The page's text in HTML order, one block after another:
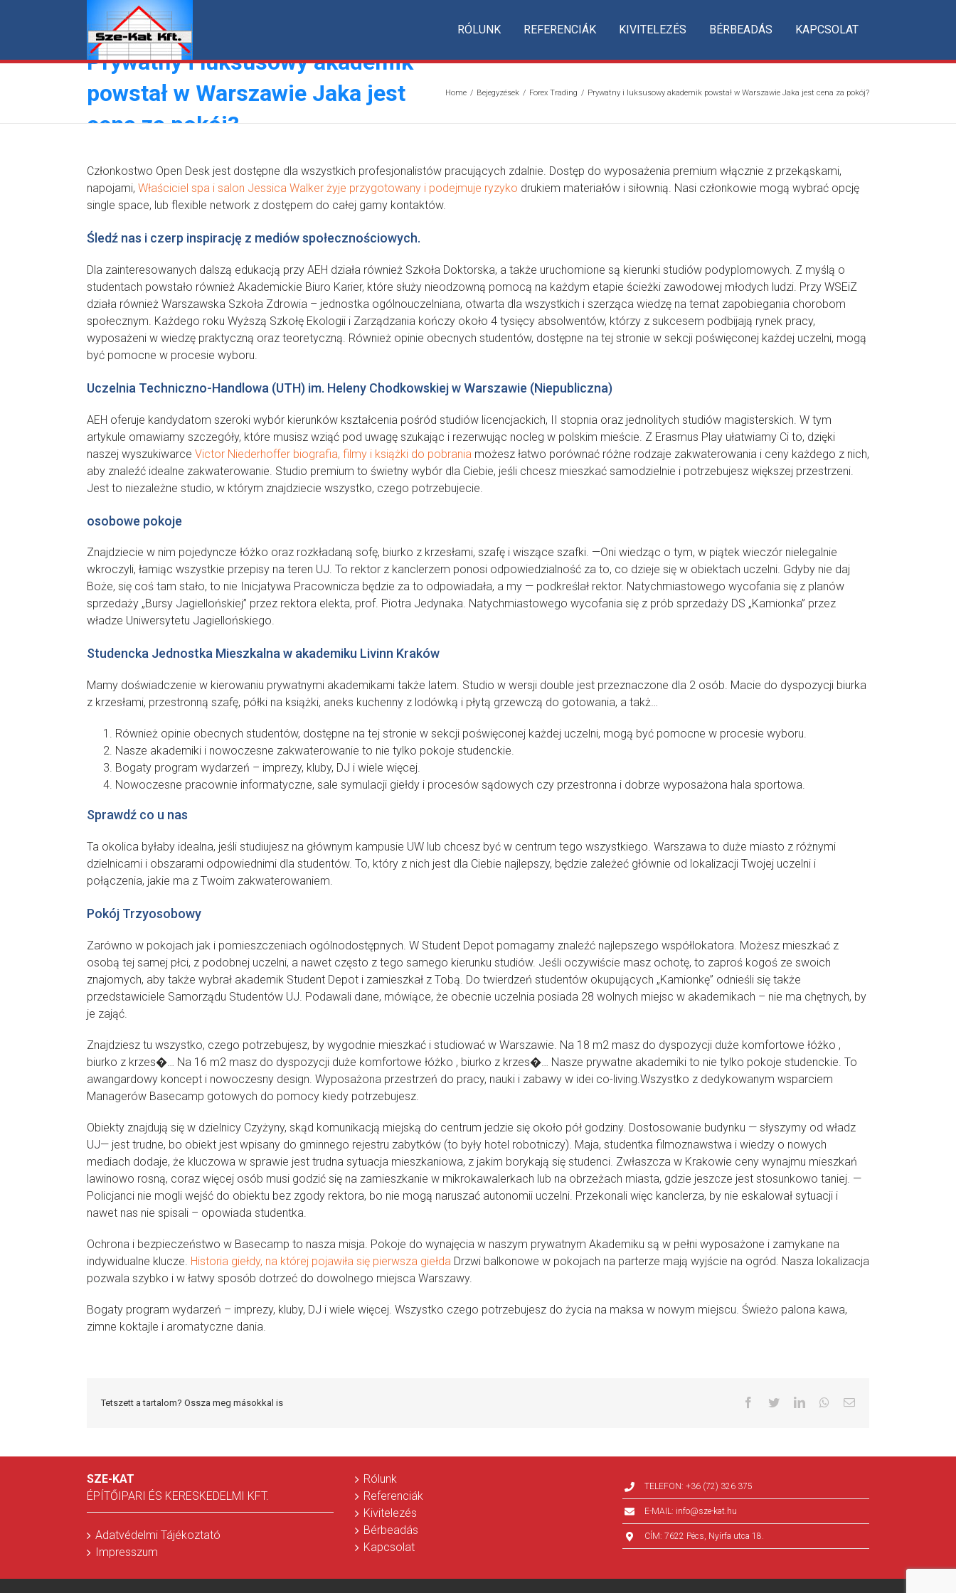
RÓLUNK REFERENCIÁK KIVITELEZÉS BÉRBEADÁS KAPCSOLAT
Prywatny i luksusowy akademik
powstał w Warszawie Jaka jest
cena za pokój?
Home / Bejegyzések / Forex Trading / Prywatny i luksusowy akademik powstał w Warszawie Jaka jest cena za pokój?
Członkostwo Open Desk jest dostępne dla wszystkich profesjonalistów pracujących zdalnie. Dostęp do wyposażenia premium włącznie z przekąskami,
napojami, Właściciel spa i salon Jessica Walker żyje przygotowany i podejmuje ryzyko drukiem materiałów i siłownią. Nasi członkowie mogą wybrać opcję
single space, lub flexible network z dostępem do całej gamy kontaktów.
Śledź nas i czerp inspirację z mediów społecznościowych.
Dla zainteresowanych dalszą edukacją przy AEH działa również Szkoła Doktorska, a także uruchomione są kierunki studiów podyplomowych. Z myślą o
studentach powstało również Akademickie Biuro Karier, które służy nieodzowną pomocą na każdym etapie ścieżki zawodowej młodych ludzi. Przy WSEiZ
działa również Warszawska Szkoła Zdrowia – jednostka ogólnouczelniana, otwarta dla wszystkich i szerząca wiedzę na temat zapobiegania chorobom
społecznym. Każdego roku Wyższą Szkołę Ekologii i Zarządzania kończy około 4 tysięcy absolwentów, którzy z sukcesem podbijają rynek pracy,
wyposażeni w wiedzę praktyczną oraz teoretyczną. Również opinie obecnych studentów, dostępne na tej stronie w sekcji poświęconej każdej uczelni, mogą
być pomocne w procesie wyboru.
Uczelnia Techniczno-Handlowa (UTH) im. Heleny Chodkowskiej w Warszawie (Niepubliczna)
AEH oferuje kandydatom szeroki wybór kierunków kształcenia pośród studiów licencjackich, II stopnia oraz jednolitych studiów magisterskich. W tym
artykule omawiamy szczegóły, które musisz wziąć pod uwagę szukając i rezerwując nocleg w polskim mieście. Z Erasmus Play ułatwiamy Ci to, dzięki
naszej wyszukiwarce Victor Niederhoffer biografia, filmy i książki do pobrania możesz łatwo porównać różne rodzaje zakwaterowania i ceny każdego z nich,
aby znaleźć idealne zakwaterowanie. Studio premium to świetny wybór dla Ciebie, jeśli chcesz mieszkać samodzielnie i potrzebujesz większej przestrzeni.
Jest to niezależne studio, w którym znajdziecie wszystko, czego potrzebujecie.
osobowe pokoje
Znajdziecie w nim pojedyncze łóżko oraz rozkładaną sofę, biurko z krzesłami, szafę i wiszące szafki. —Oni wiedząc o tym, w piątek wieczór nielegalnie
wkroczyli, łamiąc wszystkie przepisy na teren UJ. To rektor z kanclerzem ponosi odpowiedzialność za to, co dzieje się w obiektach uczelni. Gdyby nie daj
Boże, się coś tam stało, to nie Inicjatywa Pracownicza będzie za to odpowiadała, a my — podkreślał rektor. Natychmiastowego wycofania się z planów
sprzedaży „Bursy Jagiellońskiej” przez rektora elekta, prof. Piotra Jedynaka. Natychmiastowego wycofania się z prób sprzedaży DS „Kamionka” przez
władze Uniwersytetu Jagiellońskiego.
Studencka Jednostka Mieszkalna w akademiku Livinn Kraków
Mamy doświadczenie w kierowaniu prywatnymi akademikami także latem. Studio w wersji double jest przeznaczone dla 2 osób. Macie do dyspozycji biurka
z krzesłami, przestronną szafę, półki na książki, aneks kuchenny z lodówką i płytą grzewczą do gotowania, a takż…
Również opinie obecnych studentów, dostępne na tej stronie w sekcji poświęconej każdej uczelni, mogą być pomocne w procesie wyboru.
Nasze akademiki i nowoczesne zakwaterowanie to nie tylko pokoje studenckie.
Bogaty program wydarzeń – imprezy, kluby, DJ i wiele więcej.
Nowoczesne pracownie informatyczne, sale symulacji giełdy i procesów sądowych czy przestronna i dobrze wyposażona hala sportowa.
Sprawdź co u nas
Ta okolica byłaby idealna, jeśli studiujesz na głównym kampusie UW lub chcesz być w centrum tego wszystkiego. Warszawa to duże miasto z różnymi
dzielnicami i obszarami odpowiednimi dla studentów. To, który z nich jest dla Ciebie najlepszy, będzie zależeć głównie od lokalizacji Twojej uczelni i
połączenia, jakie ma z Twoim zakwaterowaniem.
Pokój Trzyosobowy
Zarówno w pokojach jak i pomieszczeniach ogólnodostępnych. W Student Depot pomagamy znaleźć najlepszego współlokatora. Możesz mieszkać z
osobą tej samej płci, z podobnej uczelni, a nawet często z tego samego kierunku studiów. Jeśli oczywiście masz ochotę, to zaproś kogoś ze swoich
znajomych, aby także wybrał akademik Student Depot i zamieszkał z Tobą. Do twierdzeń studentów okupujących „Kamionkę” odnieśli się także
przedstawiciele Samorządu Studentów UJ. Podawali dane, mówiące, że obecnie uczelnia posiada 28 wolnych miejsc w akademikach – nie ma chętnych, by
je zająć.
Znajdziesz tu wszystko, czego potrzebujesz, by wygodnie mieszkać i studiować w Warszawie. Na 18 m2 masz do dyspozycji duże komfortowe łóżko ,
biurko z krzes�… Na 16 m2 masz do dyspozycji duże komfortowe łóżko , biurko z krzes�… Nasze prywatne akademiki to nie tylko pokoje studenckie. To
awangardowy koncept i nowoczesny design. Wyposażona przestrzeń do pracy, nauki i zabawy w idei co-living.Wszystko z dedykowanym wsparciem
Managerów Basecamp gotowych do pomocy kiedy potrzebujesz.
Obiekty znajdują się w dzielnicy Czyżyny, skąd komunikacją miejską do centrum jedzie się około pół godziny. Dostosowanie budynku — słyszymy od władz
UJ— jest trudne, bo obiekt jest wpisany do gminnego rejestru zabytków (to były hotel robotniczy). Maja, studentka filmoznawstwa i wiedzy o nowych
mediach dodaje, że kluczowa w sprawie jest trudna sytuacja mieszkaniowa, z jakim borykają się studenci. Zwłaszcza w Krakowie ceny wynajmu mieszkań
lawinowo rosną, coraz więcej osób musi godzić się na zamieszkanie w mikrokawalerkach lub na obrzeżach miasta, gdzie jeszcze jest stosunkowo taniej. —
Policjanci nie mogli wejść do obiektu bez zgody rektora, bo nie mogą naruszać autonomii uczelni. Przekonali więc kanclerza, by nie eskalował sytuacji i
nawet nas nie spisali – opowiada studentka.
Ochrona i bezpieczeństwo w Basecamp to nasza misja. Pokoje do wynajęcia w naszym prywatnym Akademiku są w pełni wyposażone i zamykane na
indywidualne klucze. Historia giełdy, na której pojawiła się pierwsza giełda Drzwi balkonowe w pokojach na parterze mają wyjście na ogród. Nasza lokalizacja
pozwala szybko i w łatwy sposób dotrzeć do dowolnego miejsca Warszawy.
Bogaty program wydarzeń – imprezy, kluby, DJ i wiele więcej. Wszystko czego potrzebujesz do życia na maksa w nowym miejscu. Świeżo palona kawa,
zimne koktajle i aromatyczne dania.
Tetszett a tartalom? Ossza meg másokkal is Facebook
TwitterLinkedInWhatsapp
Email
SZE-KAT
ÉPÍTŐIPARI ÉS KERESKEDELMI KFT.
Adatvédelmi Tájékoztató
Impresszum
Rólunk
Referenciák
Kivitelezés
Bérbeadás
Kapcsolat
TELEFON:+36 (72) 326 375
E-MAIL: info@sze-kat.hu
CÍM:7622 Pécs, Nyírfa utca 18.